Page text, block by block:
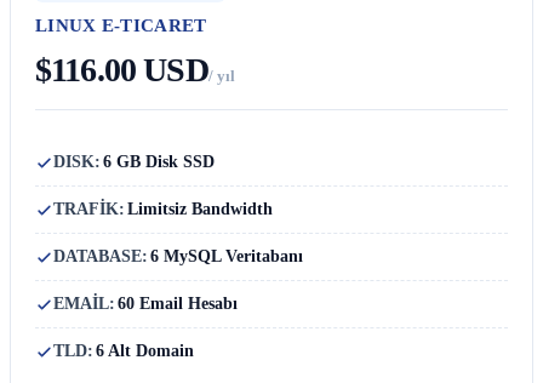
LINUX E-TICARET
$116.00 USD/ yıl
DISK: 6 GB Disk SSD
TRAFİK: Limitsiz Bandwidth
DATABASE: 6 MySQL Veritabanı
EMAİL: 60 Email Hesabı
TLD: 6 Alt Domain